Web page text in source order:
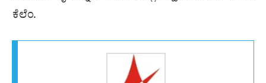
ಕೆಲೆಂ.